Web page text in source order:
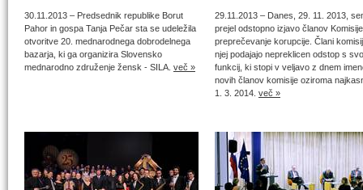
30.11.2013 – Predsednik republike Borut
Pahor in gospa Tanja Pečar sta se udeležila
otvoritve 20. mednarodnega dobrodelnega
bazarja, ki ga organizira Slovensko
mednarodno združenje žensk - SILA. več »
29.11.2013 – Danes, 29. 11. 2013,
prejel odstopno izjavo članov
preprečevanje korupcije. Člani
njej podajajo nepreklicen odstop s
funkcij, ki stopi v veljavo z dnem
novih članov komisije oziroma
1. 3. 2014. več »